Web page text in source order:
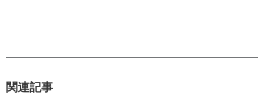
関連記事